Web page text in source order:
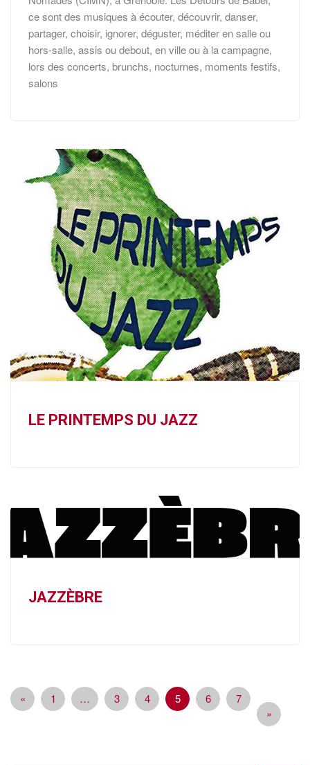
ce sont des musiques à écouter, découvrir, danser,
partager, choisir, ignorer, déguster, méditer en salle ou
hors-salle, assis ou debout, en ville ou à la campagne,
lors des concerts, brunchs, nocturnes, moments festifs,
salons
LE PRINTEMPS DU JAZZ
JAZZÈBRE
« 1 … 3 4 5 6
7
»